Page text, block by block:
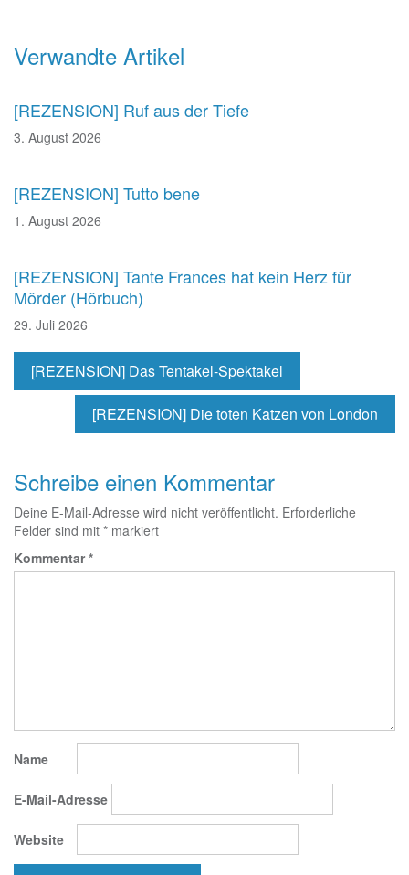
Verwandte Artikel
[REZENSION] Ruf aus der Tiefe
3. August 2026
[REZENSION] Tutto bene
1. August 2026
[REZENSION] Tante Frances hat kein Herz für
Mörder (Hörbuch)
29. Juli 2026
Beitragsnavigation
[REZENSION] Das Tentakel-Spektakel
[REZENSION] Die toten Katzen von London
Schreibe einen Kommentar
Deine E-Mail-Adresse wird nicht veröffentlicht. Erforderliche
Felder sind mit * markiert
Kommentar*
Name
E-Mail-Adresse
Website